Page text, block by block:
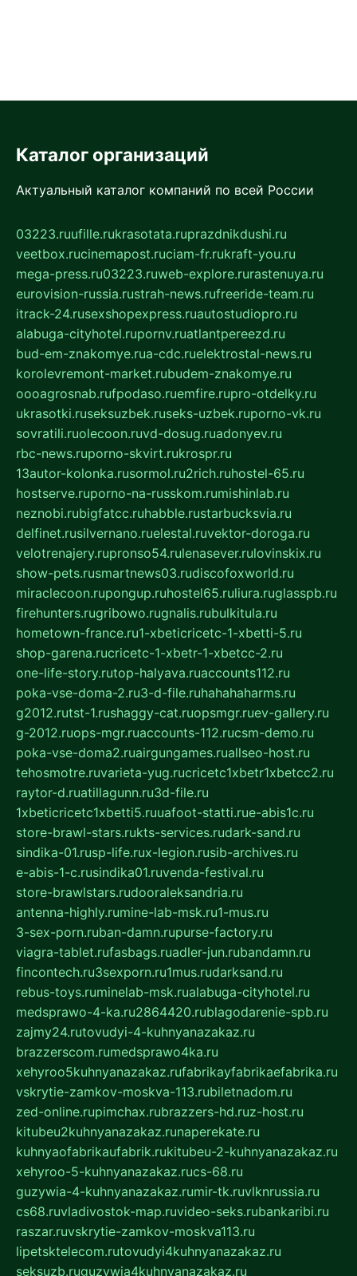
Каталог организаций
Актуальный каталог компаний по всей России
03223.ruufille.rukrasotata.ruprazdnikdushi.ru
veetbox.rucinemapost.ruciam-fr.rukraft-you.ru
mega-press.ru03223.ruweb-explore.rurastenuya.ru
eurovision-russia.rustrah-news.rufreeride-team.ru
itrack-24.rusexshopexpress.ruautostudiopro.ru
alabuga-cityhotel.rupornv.ruatlantpereezd.ru
bud-em-znakomye.rua-cdc.ruelektrostal-news.ru
korolevremont-market.rubudem-znakomye.ru
oooagrosnab.rufpodaso.ruemfire.rupro-otdelky.ru
ukrasotki.ruseksuzbek.ruseks-uzbek.ruporno-vk.ru
sovratili.ruolecoon.ruvd-dosug.ruadonyev.ru
rbc-news.ruporno-skvirt.rukrospr.ru
13autor-kolonka.rusormol.ru2rich.ruhostel-65.ru
hostserve.ruporno-na-russkom.rumishinlab.ru
neznobi.rubigfatcc.ruhabble.rustarbucksvia.ru
delfinet.rusilvernano.ruelestal.ruvektor-doroga.ru
velotrenajery.rupronso54.rulenasever.rulovinskix.ru
show-pets.rusmartnews03.rudiscofoxworld.ru
miraclecoon.rupongup.ruhostel65.ruliura.ruglasspb.ru
firehunters.rugribowo.rugnalis.rubulkitula.ru
hometown-france.ru1-xbeticricetc-1-xbetti-5.ru
shop-garena.rucricetc-1-xbetr-1-xbetcc-2.ru
one-life-story.rutop-halyava.ruaccounts112.ru
poka-vse-doma-2.ru3-d-file.ruhahahaharms.ru
g2012.rutst-1.rushaggy-cat.ruopsmgr.ruev-gallery.ru
g-2012.ruops-mgr.ruaccounts-112.rucsm-demo.ru
poka-vse-doma2.ruairgungames.ruallseo-host.ru
tehosmotre.ruvarieta-yug.rucricetc1xbetr1xbetcc2.ru
raytor-d.ruatillagunn.ru3d-file.ru
1xbeticricetc1xbetti5.ruuafoot-statti.rue-abis1c.ru
store-brawl-stars.rukts-services.rudark-sand.ru
sindika-01.rusp-life.rux-legion.rusib-archives.ru
e-abis-1-c.rusindika01.ruvenda-festival.ru
store-brawlstars.rudooraleksandria.ru
antenna-highly.rumine-lab-msk.ru1-mus.ru
3-sex-porn.ruban-damn.rupurse-factory.ru
viagra-tablet.rufasbags.ruadler-jun.rubandamn.ru
fincontech.ru3sexporn.ru1mus.rudarksand.ru
rebus-toys.ruminelab-msk.rualabuga-cityhotel.ru
medsprawo-4-ka.ru2864420.rublagodarenie-spb.ru
zajmy24.rutovudyi-4-kuhnyanazakaz.ru
brazzerscom.rumedsprawo4ka.ru
xehyroo5kuhnyanazakaz.rufabrikayfabrikaefabrika.ru
vskrytie-zamkov-moskva-113.rubiletnadom.ru
zed-online.rupimchax.rubrazzers-hd.ruz-host.ru
kitubeu2kuhnyanazakaz.runaperekate.ru
kuhnyaofabrikaufabrik.rukitubeu-2-kuhnyanazakaz.ru
xehyroo-5-kuhnyanazakaz.rucs-68.ru
guzywia-4-kuhnyanazakaz.rumir-tk.ruvlknrussia.ru
cs68.ruvladivostok-map.ruvideo-seks.rubankaribi.ru
raszar.ruvskrytie-zamkov-moskva113.ru
lipetsktelecom.rutovudyi4kuhnyanazakaz.ru
seksuzb.ruguzywia4kuhnyanazakaz.ru